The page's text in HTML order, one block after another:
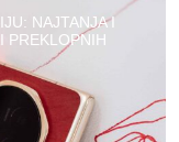
NAJTANJA I
PREKLOPNIH